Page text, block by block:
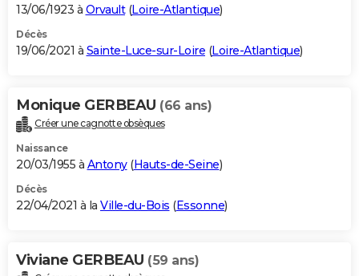
13/06/1923 à Orvault(Loire-Atlantique)
Décès
19/06/2021 à Sainte-Luce-sur-Loire (Loire-Atlantique)
Monique GERBEAU (66 ans)
Créer une cagnotte obsèques
Naissance
20/03/1955 à Antony(Hauts-de-Seine)
Décès
22/04/2021 à la Ville-du-Bois (Essonne)
Viviane GERBEAU (59 ans)